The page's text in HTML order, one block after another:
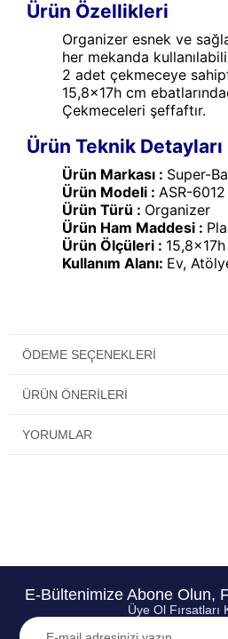
Ürün Özellikleri
Organizer esnek ve
her mekanda
2 adet çekmeceye
15,8x17h cm
Çekmeceleri şeffaftır.
Ürün Teknik Detayları
Ürün Markası : Super-
Ürün Modeli : ASR-6012
Ürün Türü : Organizer
Ürün Ham Maddesi :
Ürün Ölçüleri : 15,8x17h
Kullanım Alanı: Ev,
ÖDEME SEÇENEKLERI
ÜRÜN ÖNERILERI
YORUMLAR
E-Bültenimize Abone Olun,
Üye Ol Fırsatları